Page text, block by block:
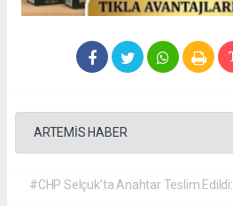
ARTEMİS HABER
#CHP Selçuk’ta Anahtar Teslim Edildi: